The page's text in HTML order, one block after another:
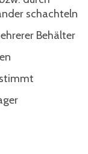
schachteln
Behälter